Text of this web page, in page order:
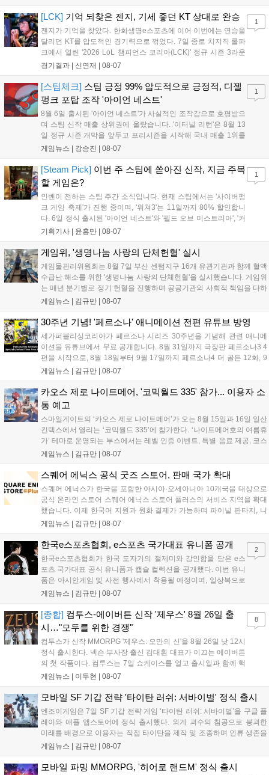
하며 POM에 선정됐...
[LCK] 기억 되찾은 젠지, 기세 좋던 KT 상대로 완승
젠지가 기억을 찾았다. 한화생명e스포츠에 이어 이번에는 연승을
달리던 KT를 압도적인 경기력으로 꺾었다. 7일 종로 치지직 롤파
크에서 열린 '2026 LoL 챔피언스 코리아(LCK)' 정규 시즌 3라운
드 레전드 그룹, kt 롤스터와 젠지 e스포츠의 대결에서 젠지가 압
기억을 되찾기라도 한 듯 1,...
경기결과 | 신연재 | 08-07
1
[스팀체크] 스팀 긍정 99% 압도적으로 긍정적, 디젤
펑크 포탑 조작 '아이언 네스트'
8월 6일 출시된 '아이언 네스트'가 사실적인 조작감으로 호평받으
며 스팀 신작 매출 상위권에 올랐습니다. '이터널 리턴'은 8월 13
일 정규 시즌 개막을 앞두고 프리시즌을 시작해 국내 매출 1위를
기록했습니다. 25주년을 맞은 '고스트 리콘' 시리즈는 8월 6일 쇼
'마블 투혼: 파이팅 소울즈'와 레트로 수리 시뮬레이션 '리스토
리'도 스팀에 정식 출시되었습니다....
게임뉴스 | 강승진 | 08-07
1
[Steam Pick] 이번 주 스팀에 쏟아진 신작, 지금 주목
할 게임은?
인벤이 전하는 스팀 주간 소식입니다. 현재 스팀에서는 '사이버펑
크 게임 축제'가 진행 중이며, '위쳐3'는 11일까지 80% 할인합니
다. 6일 정식 출시된 '아이언 네스트'와 '필드 오브 미스트리아', '커
세어 코브'가 호평받고 있습니다. 한편, 7일 출시된 '마블 투혼'은
다. 유비소프트의 '고스트리콘: 와일드랜드'는 7년 만의 대규모 업
기획기사 | 윤홍만 | 08-07
1
게임위, '생명나눔 사랑의 단체헌혈' 실시
게임물관리위원회는 8월 7일 부산 센텀지구 16개 유관기관과 함께 혈액
수급난 해소를 위한 '생명나눔 사랑의 단체헌혈'을 실시했습니다. 게임위
는 매년 분기별로 정기 헌혈을 진행하며 공공기관의 사회적 책임을 다하
고 있으며, 이번 행사에는 영화진흥위원회 등 14개 기관 임직원이 동참
따뜻한 실천에 참여한 모든 임직원에게 감사의 뜻을 전하며 헌혈 문화
게임뉴스 | 김규만 | 08-07
30주년 기념! '페르소나' 애니메이션 전편 유튜브 방영
세가퍼블리싱코리아가 페르소나 시리즈 30주년을 기념해 관련 애니메
이션을 유튜브에서 무료 공개합니다. 8월 31일까지 극장판 페르소나3 4
편을 시작으로, 8월 18일부터 9월 17일까지 페르소나4 더 골든 12화, 9
월 15일부터 10월 14일까지 페르소나5 시리즈가 순차 공개됩니다. 또한
영상 및 대형 전광판에 소개될 예정입니다....
게임뉴스 | 김규만 | 08-07
카오스 제로 나이트메어, '코믹월드 335' 참가... 이용자 소
통 예고
스마일게이트의 ‘카오스 제로 나이트메어’가 오는 8월 15일과 16일 일산
킨텍스에서 열리는 ‘코믹월드 335’에 참가한다. ‘나이트메어호의 여름휴
가’ 테마로 운영되는 부스에서는 레벨 인증 이벤트, 특별 음료 제공, 코스
프레 모델 포토존 등 다채로운 행사가 진행된다. 유명 코스어 7인이 캐릭
세한 정보는 공식 커뮤니티에서 확인 가능하다....
게임뉴스 | 김규만 | 08-07
스퀘어 에닉스 공식 굿즈 스토어, 판매 국가 확대
스퀘어 에닉스가 한국을 포함한 아시아·오세아니아 10개국을 대상으로
공식 온라인 스토어 스퀘어 에닉스 스토어 플러스의 서비스 지역을 확대
했습니다. 이제 한국어 지원과 원화 결제가 가능하며 파이널 판타지, 니
어 등 주요 게임의 피규어, 굿즈를 구매할 수 있습니다. 신상품이 순차적
용 가능합니다....
게임뉴스 | 김규만 | 08-07
한국e스포츠협회, e스포츠 국가대표 유니폼 공개
한국e스포츠협회가 한국 도자기의 절제미와 강인함을 담은 e스
포츠 국가대표 공식 유니폼과 캡슐 컬렉션을 공개했다. 이번 유니
폼은 아시안게임 및 사전 행사에서 착용될 예정이며, 일상복으로
구성된 컬렉션은 오는 8월 28일부터 골스튜디오 공식 홈페이지
서는 대회 규정에 따라 별도의 유니폼을 착용할 계획이다....
게임뉴스 | 김규만 | 08-07
2
[종합] 컴투스-에이버튼 신작 '제우스' 8월 26일 출
시…"모두를 위한 경쟁"
컴투스가 신작 MMORPG '제우스: 오만의 신'을 8월 26일 낮 12시
정식 출시한다. 넥슨 부사장 출신 김대훤 대표가 이끄는 에이버튼
의 첫 작품이다. 컴투스는 7일 쇼케이스를 열고 출시일과 함께 핵
심 콘텐츠, 유료화 정책, 운영 방향을 공개했다. 캐릭터명 선점은
의 오만으로 균열이...
게임뉴스 | 이두현 | 08-07
8
모바일 SF 기갑 전략 '타이탄 러쉬: 서바이벌' 정식 출시
엔조이게임은 7일 SF 기갑 전략 게임 ‘타이탄 러쉬: 서바이벌’을 구글 플
레이와 애플 앱스토어에 정식 출시했다. 외계 괴수의 침공으로 붕괴한
미래를 배경으로 이용자는 직접 타이탄을 제작 및 조종하며 인류 생존을
위한 전투를 펼친다. 지휘관 모집, 피난처 운영, 연맹 협동 콘텐츠가 특징
지원 보상을 제공한다. 상세 내용은 공식 커뮤니티에서 확인 가능하다....
게임뉴스 | 김규만 | 08-07
모바일 파밍 MMORPG, '히어로 랜드M' 정식 출시